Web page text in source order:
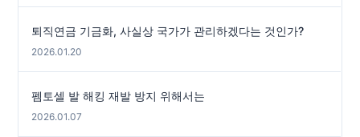
퇴직연금 기금화, 사실상 국가가 관리하겠다는 것인가?
2026.01.20
펨토셀 발 해킹 재발 방지 위해서는
2026.01.07